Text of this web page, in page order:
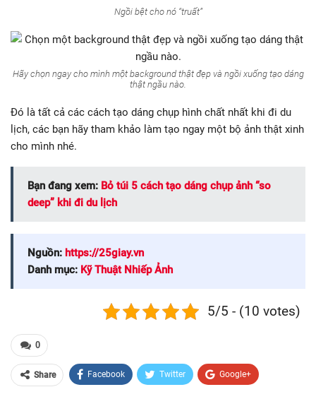
Ngồi bệt cho nó “truất”
Hãy chọn ngay cho mình một background thật đẹp và ngồi xuống tạo dáng
thật ngầu nào.
Đó là tất cả các cách tạo dáng chụp hình chất nhất khi đi du
lịch, các bạn hãy tham khảo làm tạo ngay một bộ ảnh thật xinh
cho mình nhé.
Bạn đang xem: Bỏ túi 5 cách tạo dáng chụp ảnh “so
deep” khi đi du lịch
Nguồn: https://25giay.vn
Danh mục: Kỹ Thuật Nhiếp Ảnh
5/5 - (10 votes)
0
Share Facebook Twitter Google+